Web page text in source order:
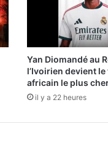
Yan Diomandé au
l’Ivoirien devient
africain le plus
il y a 22 heures